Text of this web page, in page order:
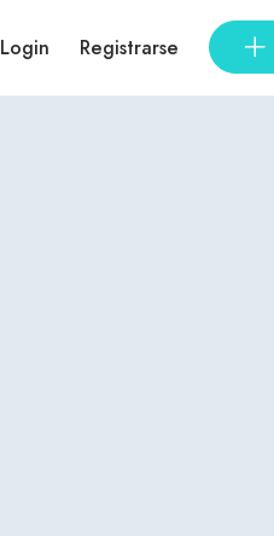
Login Registrarse